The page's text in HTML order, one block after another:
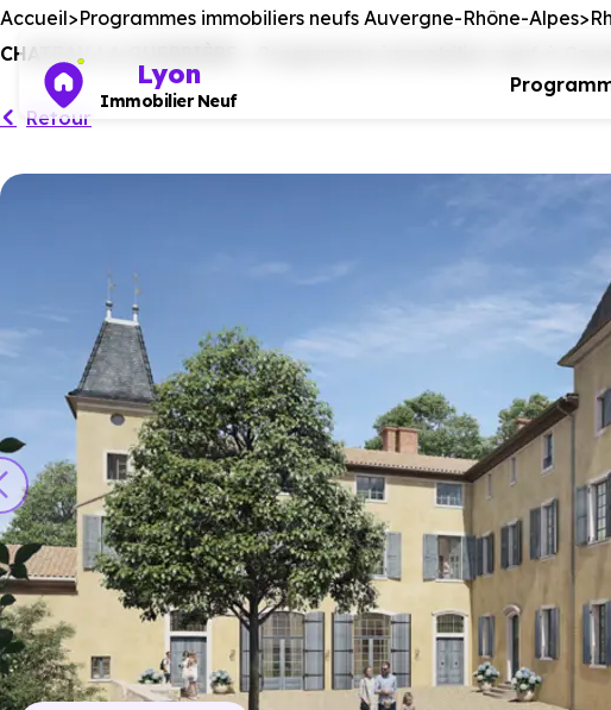
Lyon
Immobilier Neuf
Accueil Programmes immobiliers neufs Auvergne-Rhône-Alpes
CHATEAU LA GUERRIÈRE - Programme immobilier neuf à
Retour